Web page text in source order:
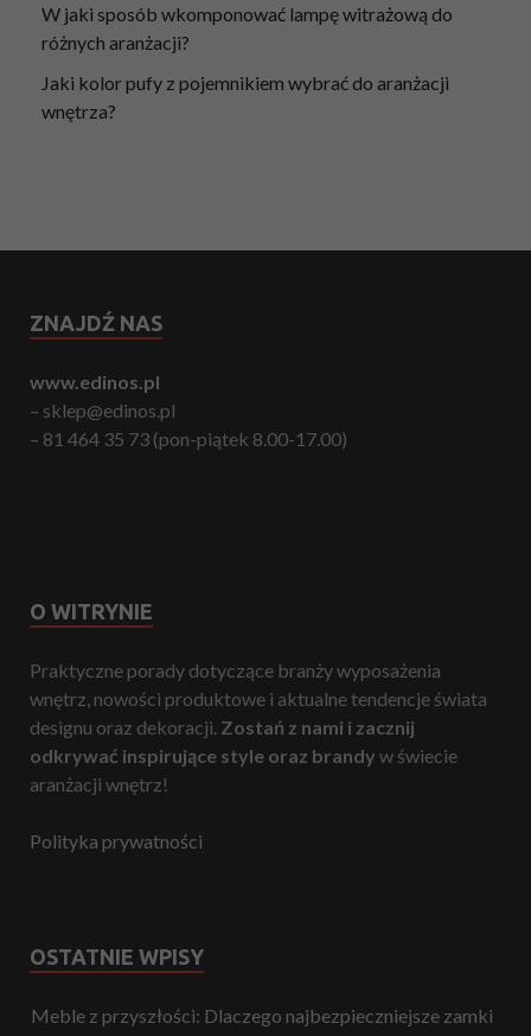
W jaki sposób wkomponować lampę witrażową do
różnych aranżacji?
Jaki kolor pufy z pojemnikiem wybrać do aranżacji
wnętrza?
ZNAJDŹ NAS
www.edinos.pl
– sklep@edinos.pl
– 81 464 35 73 (pon-piątek 8.00-17.00)
O WITRYNIE
Praktyczne porady dotyczące branży wyposażenia
wnętrz, nowości produktowe i aktualne tendencje świata
designu oraz dekoracji. Zostań z nami i zacznij
odkrywać inspirujące style oraz brandy w świecie
aranżacji wnętrz!
Polityka prywatności
OSTATNIE WPISY
Meble z przyszłości: Dlaczego najbezpieczniejsze zamki